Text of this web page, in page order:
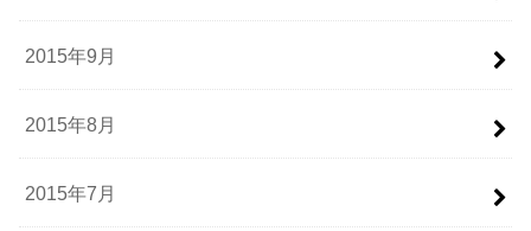
2015年9月
2015年8月
2015年7月